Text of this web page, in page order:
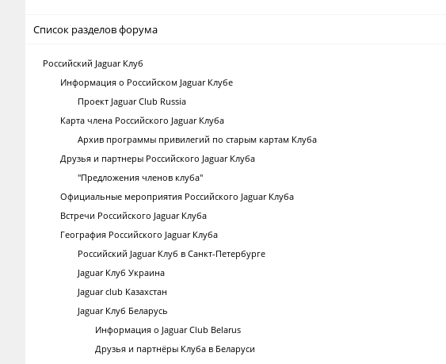
Список разделов форума
Российский Jaguar Клуб
Информация о Российском Jaguar Клубе
Проект Jaguar Club Russia
Карта члена Российского Jaguar Клуба
Архив программы привилегий по старым картам Клуба
Друзья и партнеры Российского Jaguar Клуба
"Предложения членов клуба"
Официальные мероприятия Российского Jaguar Клуба
Встречи Российского Jaguar Клуба
География Российского Jaguar Клуба
Российский Jaguar Клуб в Санкт-Петербурге
Jaguar Клуб Украина
Jaguar club Казахстан
Jaguar Клуб Беларусь
Информация о Jaguar Club Belarus
Друзья и партнёры Клуба в Беларуси